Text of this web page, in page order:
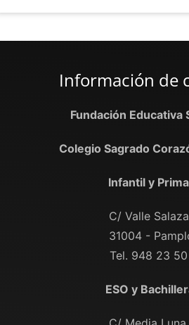
Información de
Fundación Educativa
Colegio Sagrado
Infantil y
C/ Valle
31004 -
Tel. 948 23
ESO y